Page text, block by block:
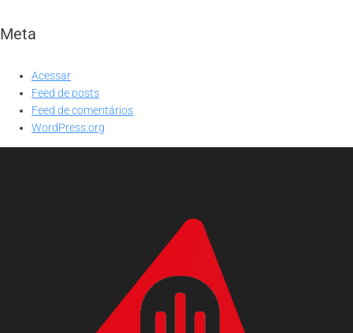
Meta
Acessar
Feed de posts
Feed de comentários
WordPress.org